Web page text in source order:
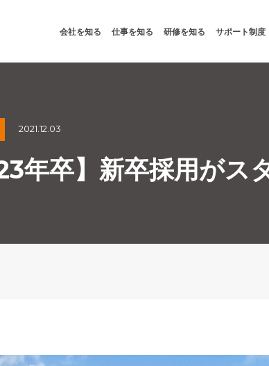
会社を知る 仕事を知る 研修を知る サポート制度
2021.12.03
年卒】新卒採用がス